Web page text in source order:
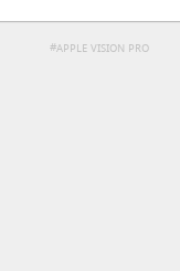
APPLE VISION PRO